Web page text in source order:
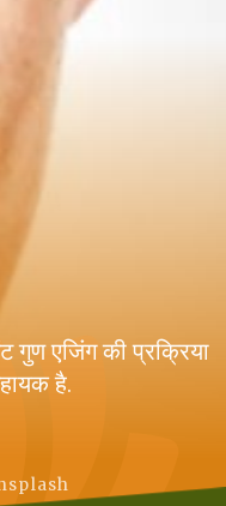
गुण एजिंग की प्रक्रिया
है.